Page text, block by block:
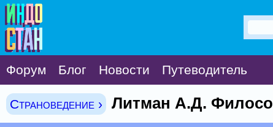
Форум Блог Новости Путеводитель
Страноведение › Литман А.Д.